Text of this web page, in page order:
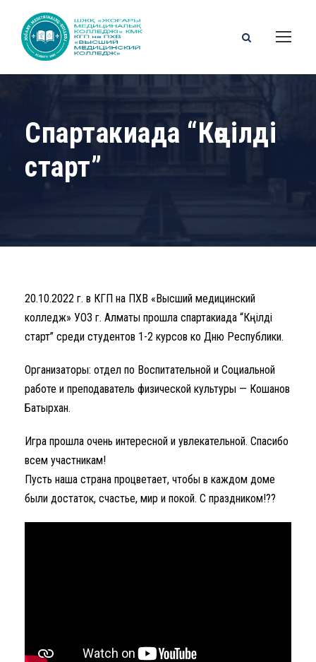
Спартакиада “Көңілді
старт”
20.10.2022 г. в КГП на ПХВ «Высший медицинский
колледж» УОЗ г. Алматы прошла спартакиада “Көңілді
старт” среди студентов 1-2 курсов ко Дню Республики.
Организаторы: отдел по Воспитательной и Социальной
работе и преподаватель физической культуры — Кошанов
Батырхан.
Игра прошла очень интересной и увлекательной. Спасибо
всем участникам!
Пусть наша страна процветает, чтобы в каждом доме
были достаток, счастье, мир и покой. С праздником!??